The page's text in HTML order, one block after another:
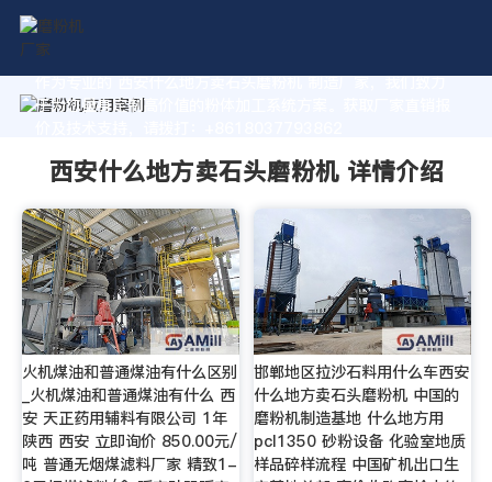
作为专业的 西安什么地方卖石头磨粉机 制造厂家，我们致力
于为您量身定制高价值的粉体加工系统方案。获取厂家直销报
西安什么地方卖石头磨粉机 详情介绍
火机煤油和普通煤油有什么区别
_火机煤油和普通煤油有什么 西
安 天正药用辅料有限公司 1年
陕西 西安 立即询价 850.00元/
吨 普通无烟煤滤料厂家 精致1-
邯郸地区拉沙石料用什么车西安
什么地方卖石头磨粉机 中国的
磨粉机制造基地 什么地方用
pcl1350 砂粉设备 化验室地质
样品碎样流程 中国矿机出口生